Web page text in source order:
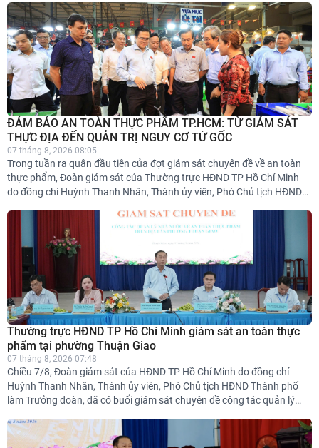
ĐẢM BẢO ​AN TOÀN THỰC PHẨM TP.HCM: TỪ GIÁM SÁT
THỰC ĐỊA ĐẾN QUẢN TRỊ NGUY CƠ TỪ GỐC
07 tháng 8, 2026 08:05
Trong tuần ra quân đầu tiên của đợt giám sát chuyên đề về an toàn
thực phẩm, Đoàn giám sát của Thường trực HĐND TP Hồ Chí Minh
do đồng chí Huỳnh Thanh Nhân, Thành ủy viên, Phó Chủ tịch HĐND
cung ứng trọng điểm: xuyên đêm khảo sát Chợ đầu mối nông sản
thực phẩm Bình Điền; làm việc với UBND phường Bình Tân và khảo
sát Công ty TNHH MTV Suất ăn công nghiệp Tú Anh; trực tiếp làm
việc tại phường Thuận Giao. Chuyến giám sát khẳng định vai trò kiến
tạo, nâng cao hiệu lực quản lý nhà nước trên địa bàn siêu đô thị sau
khi sắp xếp đơn vị hành chính.
Thường trực HĐND TP Hồ Chí Minh giám sát an toàn thực
phẩm tại phường Thuận Giao
07 tháng 8, 2026 07:48
Chiều 7/8, Đoàn giám sát của HĐND TP Hồ Chí Minh do đồng chí
Huỳnh Thanh Nhân, Thành ủy viên, Phó Chủ tịch HĐND Thành phố
làm Trưởng đoàn, đã có buổi giám sát chuyên đề công tác quản lý
Giao, đặc biệt chú trọng tại các bếp ăn công nhân và trường học.